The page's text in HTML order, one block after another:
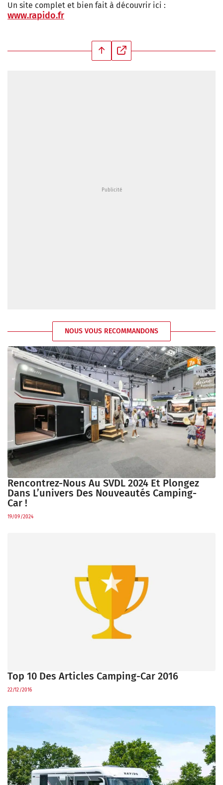
Un site complet et bien fait à découvrir ici :
www.rapido.fr
NOUS VOUS RECOMMANDONS
Rencontrez-Nous Au SVDL 2024 Et Plongez
Dans L’univers Des Nouveautés Camping-
Car !
19/09/2024
Top 10 Des Articles Camping-Car 2016
22/12/2016